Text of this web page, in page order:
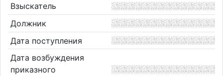
Взыскатель
Должник
Дата поступления
Дата возбуждения
приказного